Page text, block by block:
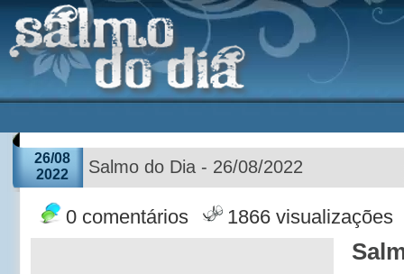
26/08
2022
Salmo do Dia - 26/08/2022
0 comentários 1866 visualizações